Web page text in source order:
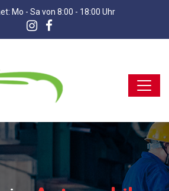
Mo - Sa von 8:00 - 18:00 Uhr